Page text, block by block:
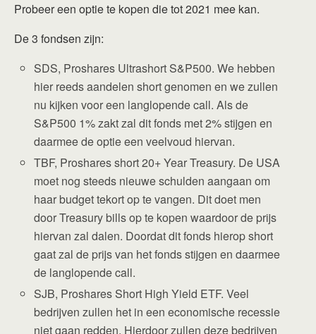
Probeer een optie te kopen die tot 2021 mee kan.
De 3 fondsen zijn:
SDS, Proshares Ultrashort S&P500. We hebben
hier reeds aandelen short genomen en we zullen
nu kijken voor een langlopende call. Als de
S&P500 1% zakt zal dit fonds met 2% stijgen en
daarmee de optie een veelvoud hiervan.
TBF, Proshares short 20+ Year Treasury. De USA
moet nog steeds nieuwe schulden aangaan om
haar budget tekort op te vangen. Dit doet men
door Treasury bills op te kopen waardoor de prijs
hiervan zal dalen. Doordat dit fonds hierop short
gaat zal de prijs van het fonds stijgen en daarmee
de langlopende call.
SJB, Proshares Short High Yield ETF. Veel
bedrijven zullen het in een economische recessie
niet gaan redden. Hierdoor zullen deze bedrijven